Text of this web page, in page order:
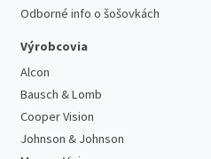
Odborné info o šošovkách
Výrobcovia
Alcon
Bausch & Lomb
Cooper Vision
Johnson & Johnson